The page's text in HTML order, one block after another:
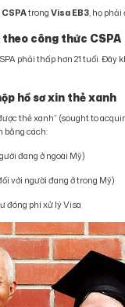
trongVisa EB3 , họ
công thức CSPA
phải thấp hơn 21 tuổi.
hồ sơ xin thẻ xanh
thẻ xanh” (sought to
bằng cách:
đang ở ngoài Mỹ)
với người đang ở trong Mỹ)
đóng phí xử lý Visa